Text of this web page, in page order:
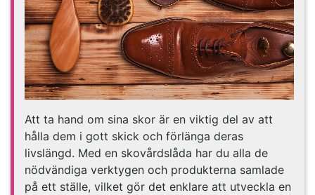
Att ta hand om sina skor är en viktig del av att
hålla dem i gott skick och förlänga deras
livslängd. Med en skovårdslåda har du alla de
nödvändiga verktygen och produkterna samlade
på ett ställe, vilket gör det enklare att utveckla en